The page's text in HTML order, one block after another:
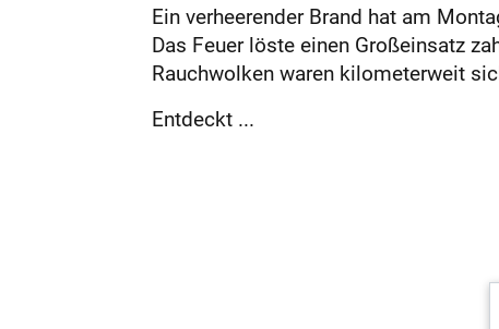
Ein verheerender Brand hat am
Das Feuer löste einen Großeinsatz
Rauchwolken waren kilometerweit
Entdeckt ...